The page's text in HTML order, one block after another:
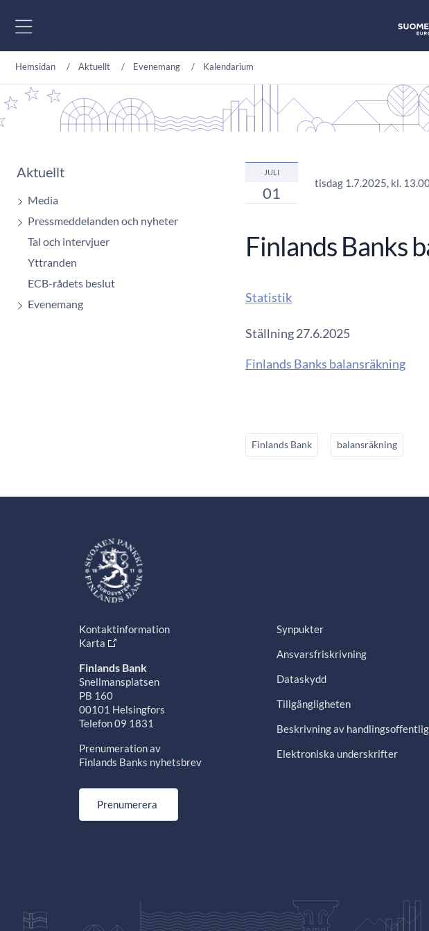
Hemsidan Aktuellt Evenemang Kalendarium
Aktuellt
Media
Pressmeddelanden och nyheter
Tal och intervjuer
Yttranden
ECB-rådets beslut
Evenemang
JULI
01
tisdag 1.7.2025, kl.
Finlands Banks
Statistik
Ställning 27.6.2025
Finlands Banks balansräkning
Finlands Bank balansräkning
Kontaktinformation
Karta
Finlands Bank
Snellmansplatsen
PB 160
00101 Helsingfors
Telefon 09 1831
Prenumeration av
Finlands Banks nyhetsbrev
Prenumerera
Synpukter
Ansvarsfriskrivning
Dataskydd
Tillgängligheten
Beskrivning av
Elektroniska underskrifter